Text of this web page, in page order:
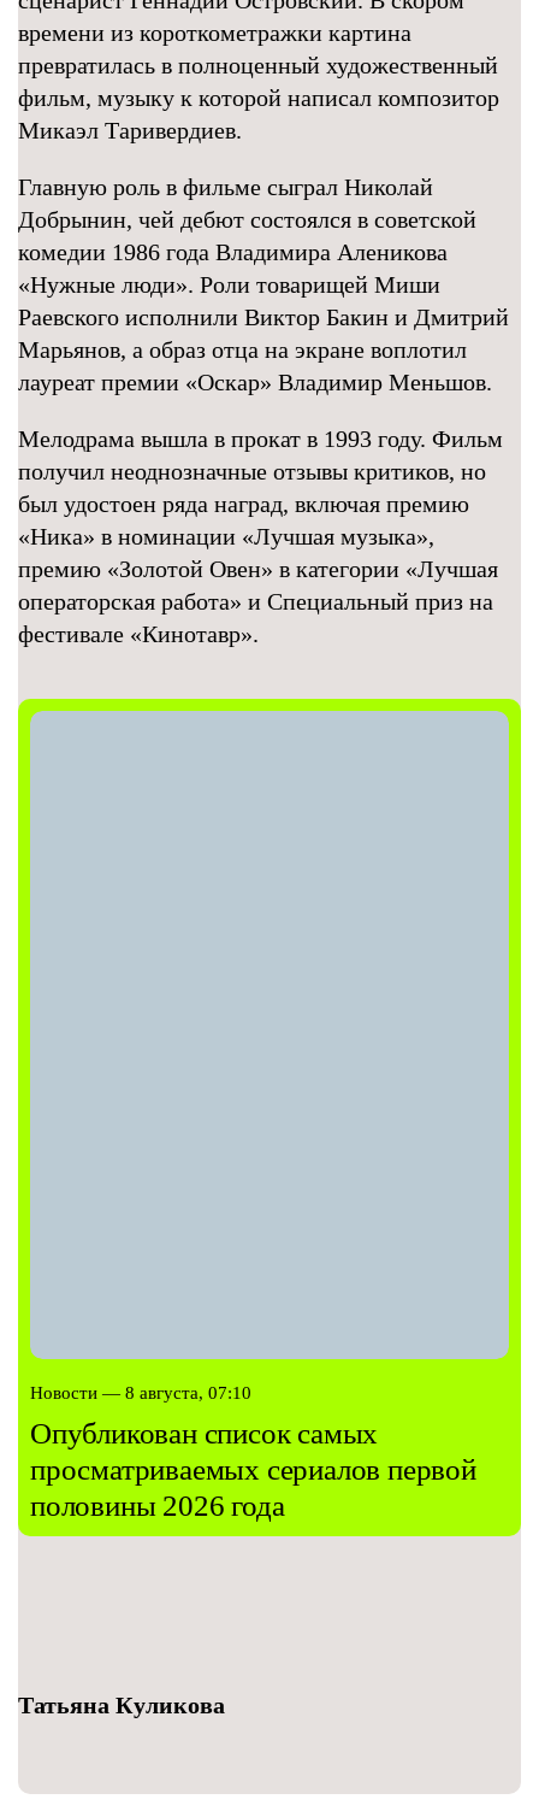
времени из короткометражки картина
превратилась в полноценный художественный
фильм, музыку к которой написал композитор
Микаэл Таривердиев.
Главную роль в фильме сыграл Николай
Добрынин, чей дебют состоялся в советской
комедии 1986 года Владимира Аленикова
«Нужные люди». Роли товарищей Миши
Раевского исполнили Виктор Бакин и Дмитрий
Марьянов, а образ отца на экране воплотил
лауреат премии «Оскар» Владимир Меньшов.
Мелодрама вышла в прокат в 1993 году. Фильм
получил неоднозначные отзывы критиков, но
был удостоен ряда наград, включая премию
«Ника» в номинации «Лучшая музыка»,
премию «Золотой Овен» в категории «Лучшая
операторская работа» и Специальный приз на
фестивале «Кинотавр».
Новости — 8 августа, 07:10
Опубликован список самых
просматриваемых сериалов первой
половины 2026 года
Татьяна Куликова